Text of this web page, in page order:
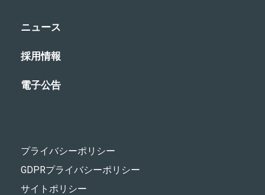
ニュース
採用情報
電子公告
プライバシーポリシー
GDPRプライバシーポリシー
サイトポリシー